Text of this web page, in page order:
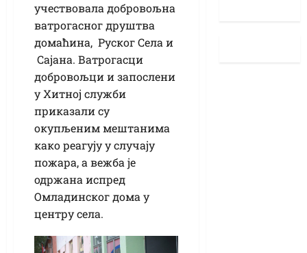
учествовала добровољна
ватрогасног друштва
домаћина, Руског Села и
Сајана. Ватрогасци
добровољци и запослени
у Хитној служби
приказали су
окупљеним мештанима
како реагују у случају
пожара, а вежба је
одржана испред
Омладинског дома у
центру села.